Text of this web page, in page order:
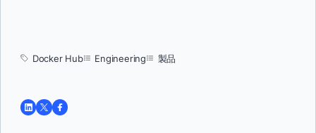
Docker Hub Engineering 製品